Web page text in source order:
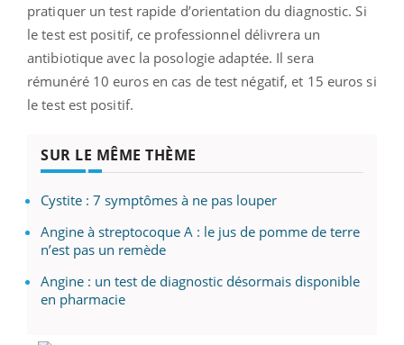
pratiquer un test rapide d’orientation du diagnostic. Si
le test est positif, ce professionnel délivrera un
antibiotique avec la posologie adaptée. Il sera
rémunéré 10 euros en cas de test négatif, et 15 euros si
le test est positif.
SUR LE MÊME THÈME
Cystite : 7 symptômes à ne pas louper
Angine à streptocoque A : le jus de pomme de terre
n’est pas un remède
Angine : un test de diagnostic désormais disponible
en pharmacie